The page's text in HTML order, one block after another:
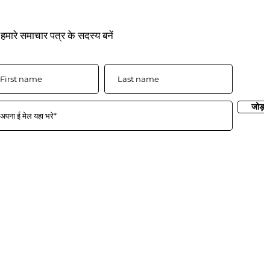
हमारे समाचार पत्र के सदस्य बनें